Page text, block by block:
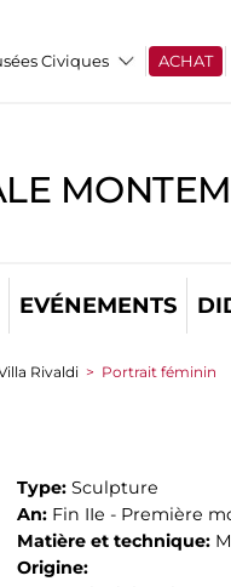
Civiques ACHAT
EVÉNEMENTS
Rivaldi > Portrait féminin
Type: Sculpture
An: Fin IIe - Première
Matière et technique:
Origine: